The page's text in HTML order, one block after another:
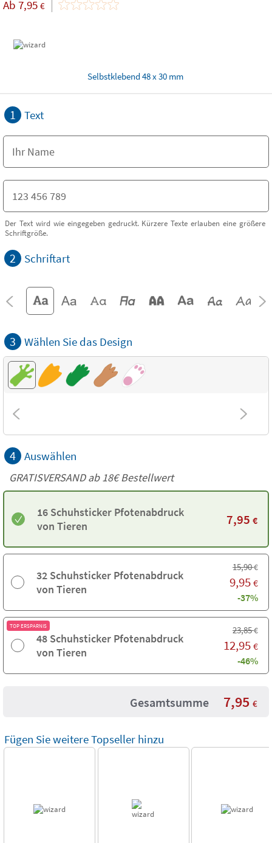
Ab 7,95 €
Selbstklebend 48 x 30 mm
1 Text
Der Text wird wie eingegeben gedruckt. Kürzere Texte erlauben eine größere
Schriftgröße.
2 Schriftart
3 Wählen Sie das Design
4 Auswählen
GRATISVERSAND ab18€Bestellwert
16 Schuhsticker Pfotenabdruck
von Tieren
7,95 €
32 Schuhsticker Pfotenabdruck
von Tieren
15,90€
9,95 €
-37%
TOP ERSPARNIS
48 Schuhsticker Pfotenabdruck
von Tieren
23,85€
12,95 €
-46%
Gesamtsumme 7,95 €
Fügen Sie weitere Topseller hinzu